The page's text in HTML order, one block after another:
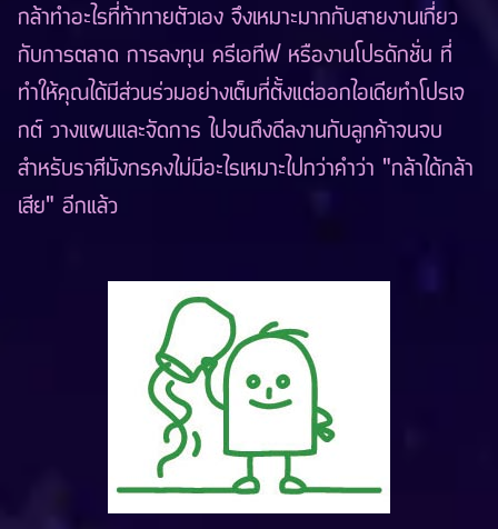
กล้าทำอะไรที่ท้าทายตัวเอง จึงเหมาะมากกับสายงานเกี่ยว
กับการตลาด การลงทุน ครีเอทีฟ หรืองานโปรดักชั่น ที่
ทำให้คุณได้มีส่วนร่วมอย่างเต็มที่ตั้งแต่ออกไอเดียทำโปรเจ
กต์ วางแผนและจัดการ ไปจนถึงดีลงานกับลูกค้าจนจบ
สำหรับราศีมังกรคงไม่มีอะไรเหมาะไปกว่าคำว่า "กล้าได้กล้า
เสีย" อีกแล้ว